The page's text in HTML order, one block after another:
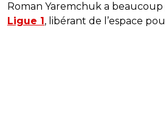
Roman Yaremchuk a beaucoup
Ligue 1 , libérant de l’espace